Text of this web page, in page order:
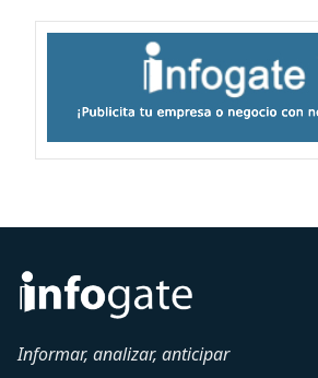
Informar, analizar, anticipar